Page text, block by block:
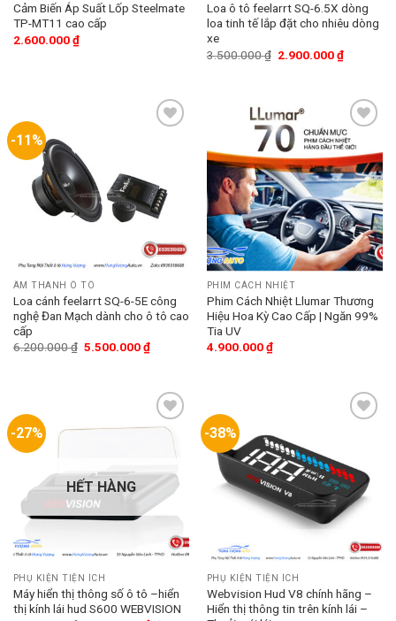
Cảm Biến Áp Suất Lốp Steelmate
TP-MT11 cao cấp
2.600.000₫
Loa ô tô feelarrt SQ-6.5X dòng
loa tinh tế lắp đặt cho nhiêu dòng
xe
3.500.000₫ 2.900.000₫
-11%
ÂM THANH Ô TÔ
Loa cánh feelarrt SQ-6-5E công
nghệ Đan Mạch dành cho ô tô cao
cấp
6.200.000₫ 5.500.000₫
to
wishlist
PHIM CÁCH NHIỆT
Phim Cách Nhiệt Llumar Thương
Hiệu Hoa Kỳ Cao Cấp | Ngăn 99%
Tia UV
4.900.000₫
-27%
Add
wishlist
HẾT HÀNG
PHỤ KIỆN TIỆN ÍCH
Máy hiển thị thông số ô tô –hiển
thị kính lái hud S600 WEBVISION
-38%
PHỤ KIỆN TIỆN ÍCH
Webvision Hud V8 chính hãng –
Hiển thị thông tin trên kính lái –